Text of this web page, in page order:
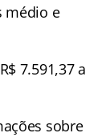
médio e
7.591,37 a
sobre